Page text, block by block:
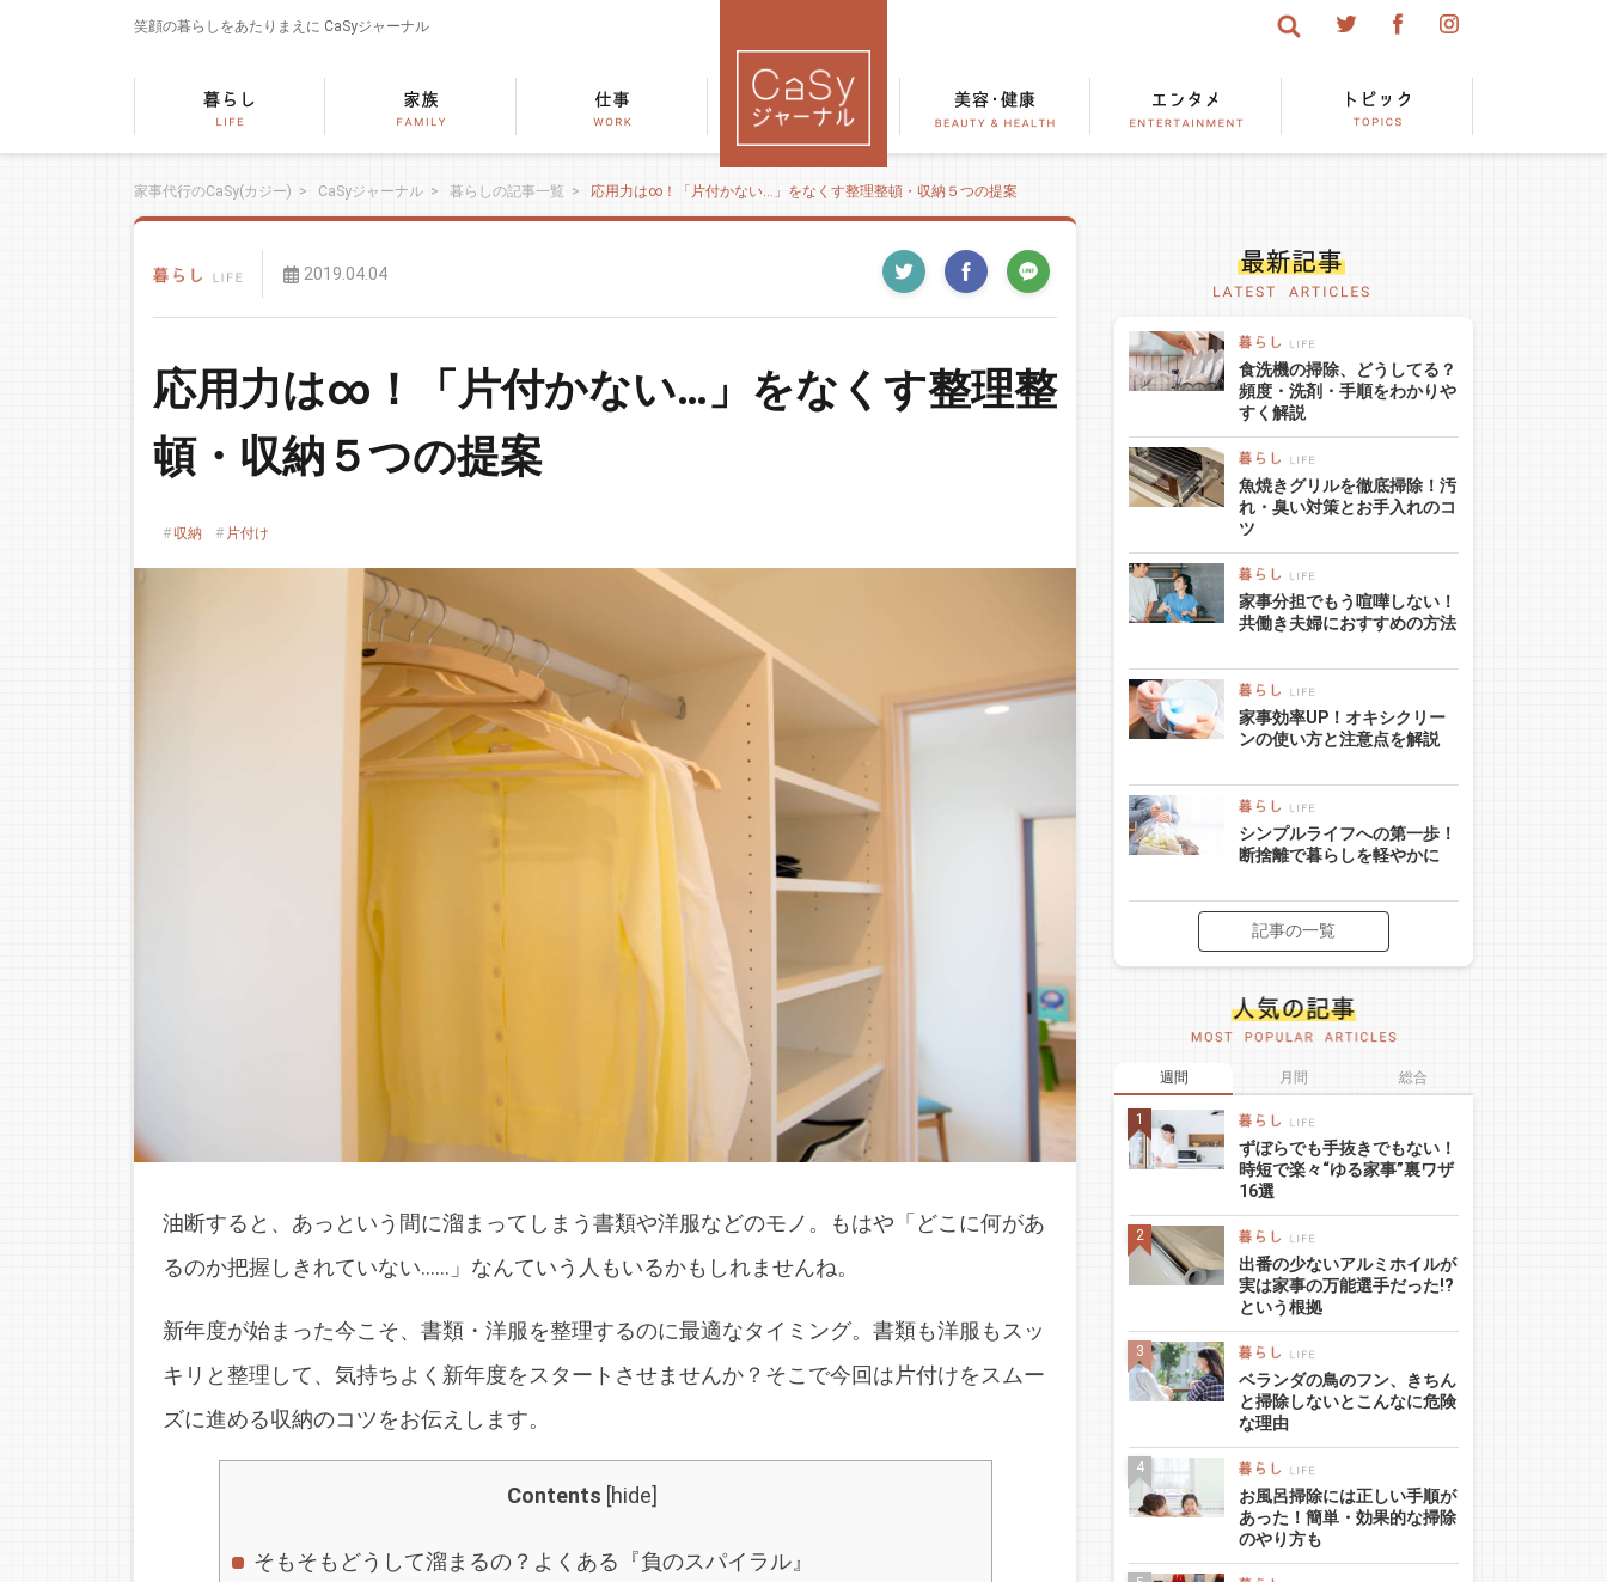
笑顔の暮らしをあたりまえに CaSyジャーナル
家事代行のCaSy(カジー) > CaSyジャーナル > 暮らしの記事一覧 > 応用力は∞！「片付かない…」をなくす整理整頓・収納５つの提案
2019.04.04
応用力は∞！「片付かない…」をなくす整理整
頓・収納５つの提案
収納 片付け
油断すると、あっという間に溜まってしまう書類や洋服などのモノ。もはや「どこに何があ
るのか把握しきれていない……」なんていう人もいるかもしれませんね。
新年度が始まった今こそ、書類・洋服を整理するのに最適なタイミング。書類も洋服もスッ
キリと整理して、気持ちよく新年度をスタートさせませんか？そこで今回は片付けをスムー
ズに進める収納のコツをお伝えします。
Contents [hide]
そもそもどうして溜まるの？よくある『負のスパイラル』
食洗機の掃除、どうしてる？
頻度・洗剤・手順をわかりや
すく解説
魚焼きグリルを徹底掃除！汚
れ・臭い対策とお手入れのコ
ツ
家事分担でもう喧嘩しない！
共働き夫婦におすすめの方法
家事効率UP！オキシクリー
ンの使い方と注意点を解説
シンプルライフへの第一歩！
断捨離で暮らしを軽やかに
記事の一覧
週間 月間 総合
ずぼらでも手抜きでもない！
時短で楽々“ゆる家事”裏ワザ
16選
出番の少ないアルミホイルが
実は家事の万能選手だった!?
という根拠
ベランダの鳥のフン、きちん
と掃除しないとこんなに危険
な理由
お風呂掃除には正しい手順が
あった！簡単・効果的な掃除
のやり方も